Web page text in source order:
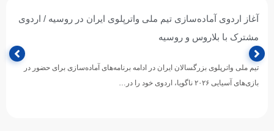
آغاز اردوی آماده‌سازی تیم ملی واترپلوی ایران در روسیه / اردوی
مشترک با بلاروس و روسیه
تیم ملی واترپلوی بزرگسالان ایران در ادامه برنامه‌های آماده‌سازی برای حضور در
بازی‌های آسیایی ۲۰۲۶ ناگویا، اردوی خود را در…